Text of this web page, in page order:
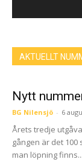
AKTUELLT
Nytt
BG Nilensjö - 6
Årets tredje
gången är det
man löpning finns...